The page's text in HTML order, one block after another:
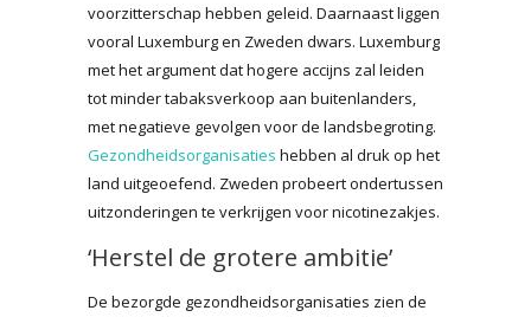
voorzitterschap hebben geleid. Daarnaast liggen
vooral Luxemburg en Zweden dwars. Luxemburg
met het argument dat hogere accijns zal leiden
tot minder tabaksverkoop aan buitenlanders,
met negatieve gevolgen voor de landsbegroting.
Gezondheidsorganisaties hebben al druk op het
land uitgeoefend. Zweden probeert ondertussen
uitzonderingen te verkrijgen voor nicotinezakjes.
‘Herstel de grotere ambitie’
De bezorgde gezondheidsorganisaties zien de